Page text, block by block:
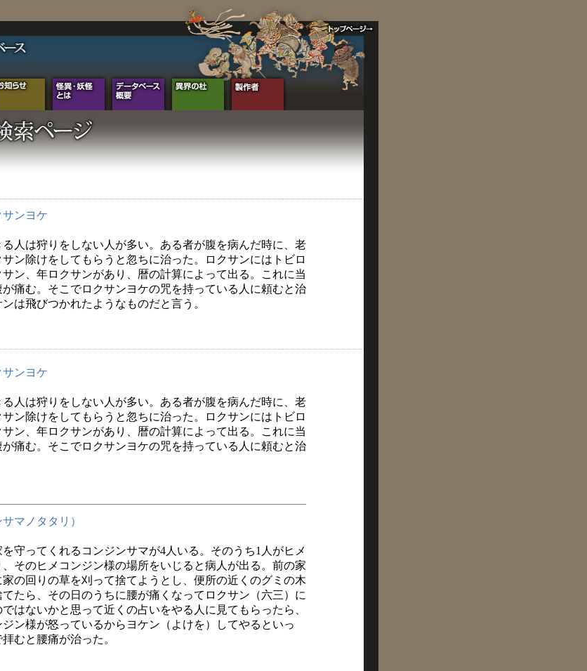
サンヨケ
人は狩りをしない人が多い。ある者が腹を病んだ時に、老
サン除けをしてもらうと忽ちに治った。ロクサンにはトビロ
ン、年ロクサンがあり、暦の計算によって出る。これに当
痛む。そこでロクサンヨケの咒を持っている人に頼むと治
は飛びつかれたようなものだと言う。
サンヨケ
人は狩りをしない人が多い。ある者が腹を病んだ時に、老
サン除けをしてもらうと忽ちに治った。ロクサンにはトビロ
ン、年ロクサンがあり、暦の計算によって出る。これに当
痛む。そこでロクサンヨケの咒を持っている人に頼むと治
マノタタリ）
守ってくれるコンジンサマが4人いる。そのうち1人がヒメ
、そのヒメコンジン様の場所をいじると病人が出る。前の家
の回りの草を刈って捨てようとし、便所の近くのグミの木
たら、その日のうちに腰が痛くなってロクサン（六三）に
はないかと思って近くの占いをやる人に見てもらったら、
ン様が怒っているからヨケン（よけを）してやるといっ
むと腰痛が治った。